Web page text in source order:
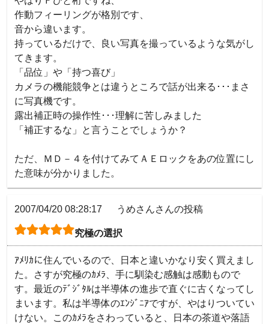
作動フィーリングが格別です、
音から違います。
持っているだけで、良い写真を撮っているような気がし
てきます。
「品位」や「持つ喜び」
カメラの機能競争とは違うところで話が出来る･･･まさ
に写真機です。
露出補正時の操作性･･･理解に苦しみました
「補正するな」と言うことでしょうか？
ただ、ＭＤ－４を付けてみてＡＥロックをあの位置にし
た意味が分かりました。
2007/04/20 08:28:17 うめさんさんの投稿
究極の選択
ｱﾒﾘｶに住んでいるので、日本と違いかなり安く買えまし
た。さすが究極のｶﾒﾗ、手に馴染む感触は感動もので
す。最近のﾃﾞｼﾞﾀﾙは半導体の進歩で直ぐに古くなってし
まいます。私は半導体のｴﾝｼﾞﾆｱですが、やはりついてい
けない。このｶﾒﾗをさわっていると、日本の茶道や落語